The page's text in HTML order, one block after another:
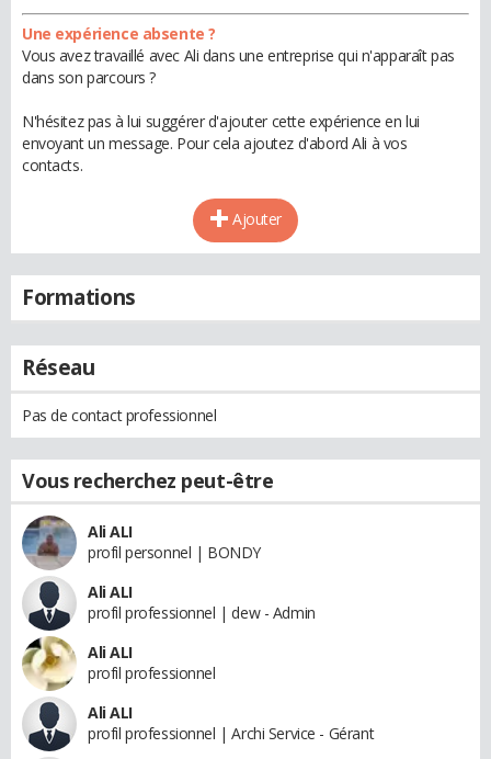
Une expérience absente ?
Vous avez travaillé avec Ali dans une entreprise qui n'apparaît pas
dans son parcours ?
N'hésitez pas à lui suggérer d'ajouter cette expérience en lui
envoyant un message. Pour cela ajoutez d'abord Ali à vos
contacts.
Ajouter
Formations
Réseau
Pas de contact professionnel
Vous recherchez peut-être
Ali ALI
profil personnel | BONDY
Ali ALI
profil professionnel | dew - Admin
Ali ALI
profil professionnel
Ali ALI
profil professionnel | Archi Service - Gérant